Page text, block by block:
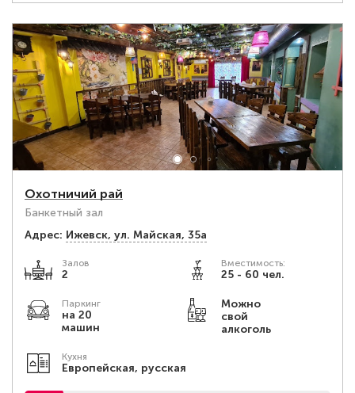
Охотничий рай
Банкетный зал
Адрес: Ижевск, ул. Майская, 35а
Залов
2
Вместимость:
25 - 60 чел.
Паркинг
на 20
машин
Можно
свой
алкоголь
Кухня
Европейская, русская